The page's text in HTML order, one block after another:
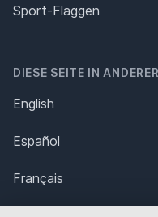
Sport-Flaggen
DIESE SEITE IN
English
Español
Français